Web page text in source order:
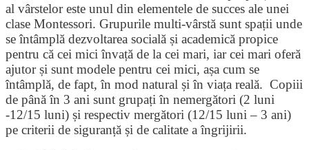
al vârstelor este unul din elementele de succes ale unei
clase Montessori. Grupurile multi-vârstă sunt spații unde
se întâmplă dezvoltarea socială și academică propice
pentru că cei mici învață de la cei mari, iar cei mari oferă
ajutor și sunt modele pentru cei mici, așa cum se
întâmplă, de fapt, în mod natural și în viața reală. Copiii
de până în 3 ani sunt grupați în nemergători (2 luni
-12/15 luni) și respectiv mergători (12/15 luni – 3 ani)
pe criterii de siguranță și de calitate a îngrijirii.